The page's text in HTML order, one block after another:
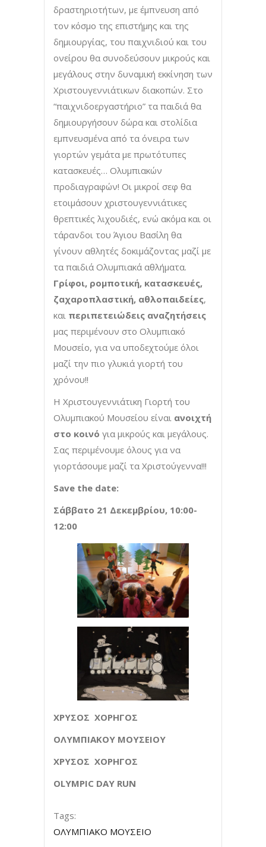
δραστηριοτήτων, με έμπνευση από
τον κόσμο της επιστήμης και της
δημιουργίας, του παιχνιδιού και του
ονείρου θα συνοδεύσουν μικρούς και
μεγάλους στην δυναμική εκκίνηση των
Χριστουγεννιάτικων διακοπών. Στο
“παιχνιδοεργαστήριο” τα παιδιά θα
δημιουργήσουν δώρα και στολίδια
εμπνευσμένα από τα όνειρα των
γιορτών γεμάτα με πρωτότυπες
κατασκευές… Ολυμπιακών
προδιαγραφών! Οι μικροί σεφ θα
ετοιμάσουν χριστουγεννιάτικες
θρεπτικές λιχουδιές, ενώ ακόμα και οι
τάρανδοι του Άγιου Βασίλη θα
γίνουν αθλητές δοκιμάζοντας μαζί με
τα παιδιά Ολυμπιακά αθλήματα.
Γρίφοι, ρομποτική, κατασκευές,
ζαχαροπλαστική, αθλοπαιδείες,
και περιπετειώδεις αναζητήσεις
μας περιμένουν στο Ολυμπιακό
Μουσείο, για να υποδεχτούμε όλοι
μαζί την πιο γλυκιά γιορτή του
χρόνου!!
Η Χριστουγεννιάτικη Γιορτή του
Ολυμπιακού Μουσείου είναι ανοιχτή
στο κοινό για μικρούς και μεγάλους.
Σας περιμένουμε όλους για να
γιορτάσουμε μαζί τα Χριστούγεννα!!!
Save the date:
Σάββατο 21 Δεκεμβρίου, 10:00-
12:00
ΧΡΥΣΟΣ ΧΟΡΗΓΟΣ
ΟΛΥΜΠΙΑΚΟΥ ΜΟΥΣΕΙΟΥ
ΧΡΥΣΟΣ ΧΟΡΗΓΟΣ
ΟLYMPIC DAY RUN
Tags:
ΟΛΥΜΠΙΑΚΟ ΜΟΥΣΕΙΟ